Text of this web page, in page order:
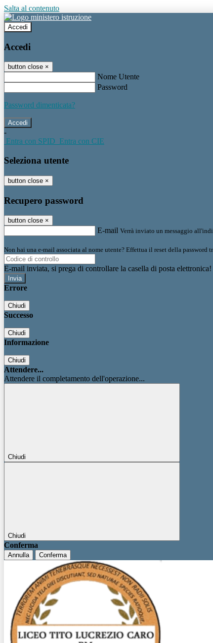
Salta al contenuto
Accedi
Accedi
button close ×
Nome Utente
Password
Password dimenticata?
-
Entra con SPID Entra con CIE
Seleziona utente
button close ×
Recupero password
button close ×
E-mail Verrà inviato un messaggio
Non hai una e-mail associata al nome utente? Effettua il reset della password
E-mail inviata, si prega di controllare la casella di posta elettronica!
Errore
Chiudi
Successo
Chiudi
Informazione
Chiudi
Attendere...
Attendere il completamento dell'operazione...
Chiudi
Chiudi
Conferma
Annulla Conferma